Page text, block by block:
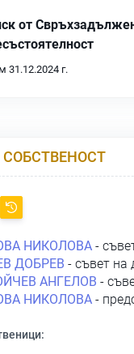
от
31.12.2024 г.
НИКОЛОВА -
ДОБРЕВ - съвет на
АНГЕЛОВ -
НИКОЛОВА -